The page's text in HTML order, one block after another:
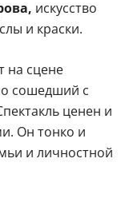
искусство
и краски.
на сцене
сошедший с
ценен и
Он тонко и
и личностной